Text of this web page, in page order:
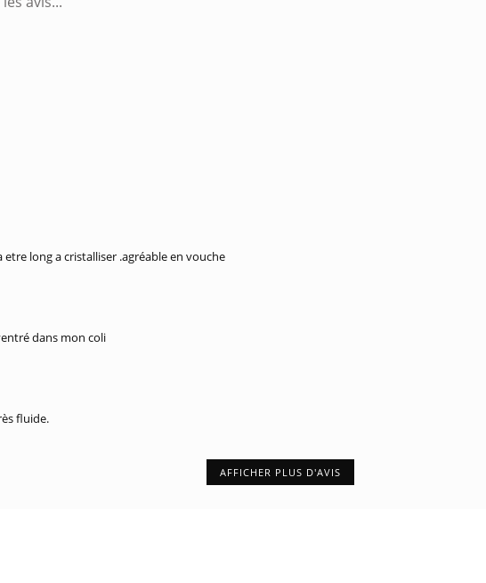
long a cristalliser .agréable en vouche
dans mon coli
fluide.
AFFICHER PLUS D'AVIS